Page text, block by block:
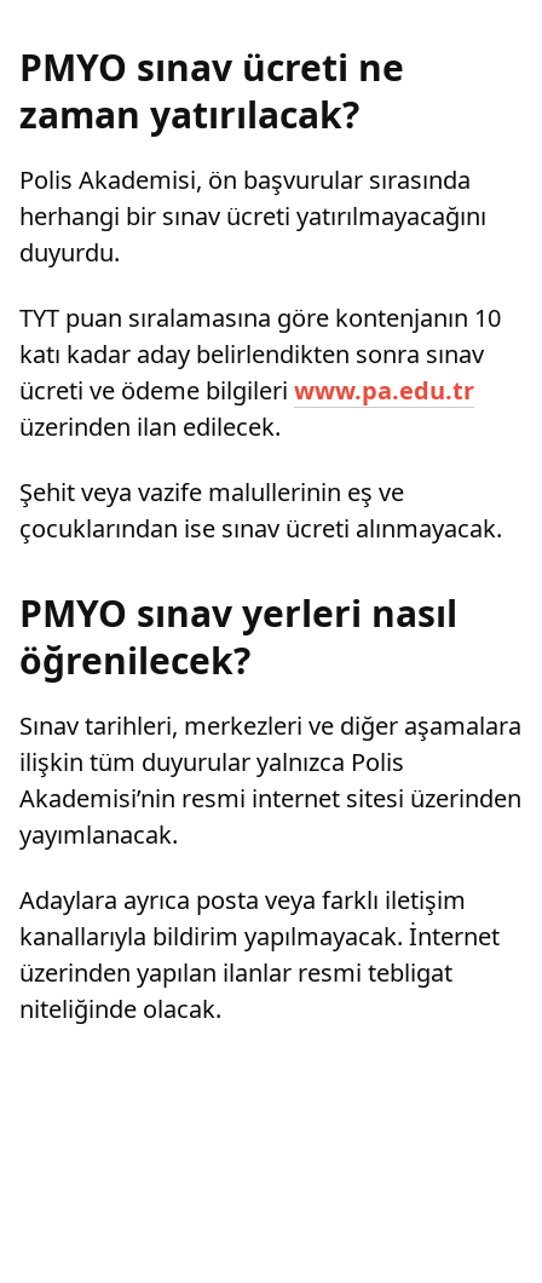
PMYO sınav ücreti ne
zaman yatırılacak?
Polis Akademisi, ön başvurular sırasında
herhangi bir sınav ücreti yatırılmayacağını
duyurdu.
TYT puan sıralamasına göre kontenjanın 10
katı kadar aday belirlendikten sonra sınav
ücreti ve ödeme bilgileri www.pa.edu.tr
üzerinden ilan edilecek.
Şehit veya vazife malullerinin eş ve
çocuklarından ise sınav ücreti alınmayacak.
PMYO sınav yerleri nasıl
öğrenilecek?
Sınav tarihleri, merkezleri ve diğer aşamalara
ilişkin tüm duyurular yalnızca Polis
Akademisi’nin resmi internet sitesi üzerinden
yayımlanacak.
Adaylara ayrıca posta veya farklı iletişim
kanallarıyla bildirim yapılmayacak. İnternet
üzerinden yapılan ilanlar resmi tebligat
niteliğinde olacak.